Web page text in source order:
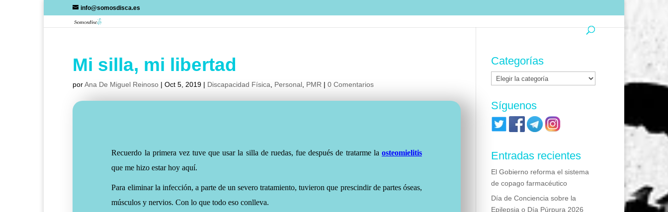
info@somosdisca.es
Mi silla, mi libertad
porAna De Miguel Reinoso |Oct 5, 2019 | Discapacidad Física Personal PMR |0 Comentarios
Recuerdo la primera vez tuve que usar la silla de ruedas, fue después de tratarme la osteomielitis
que me hizo estar hoy aquí.
Para eliminar la infección, a parte de un severo tratamiento, tuvieron que prescindir de partes óseas,
músculos y nervios. Con lo que todo eso conlleva.
Categorías
Categorías
Síguenos
Entradas recientes
El Gobierno reforma el sistema
de copago farmacéutico
Día de Conciencia sobre la
Epilepsia o Día Púrpura 2026